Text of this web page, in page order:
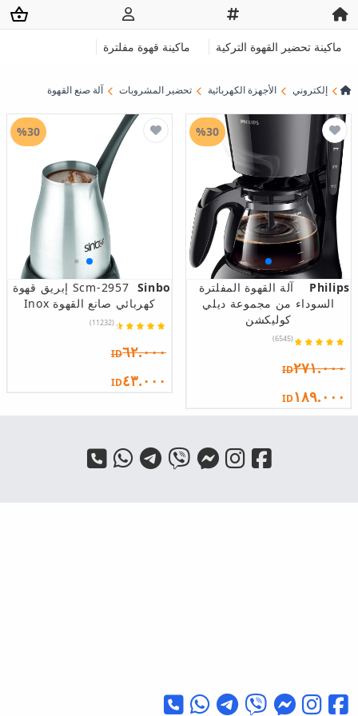
ماكينة تحضير القهوة التركية ماكينة قهوة مفلترة
إلكتروني الأجهزة الكهربائية تحضير المشروبات آلة صنع القهوة
Philips
آلة القهوة المفلترة
السوداء من مجموعة ديلي
كوليكشن
(6545)
ID٢٧١.٠٠٠
ID١٨٩.٠٠٠
%30
Sinbo
Scm-2957 إبريق قهوة
كهربائي صانع القهوة Inox
(11232)
ID٦٢.٠٠٠
ID٤٣.٠٠٠
%30